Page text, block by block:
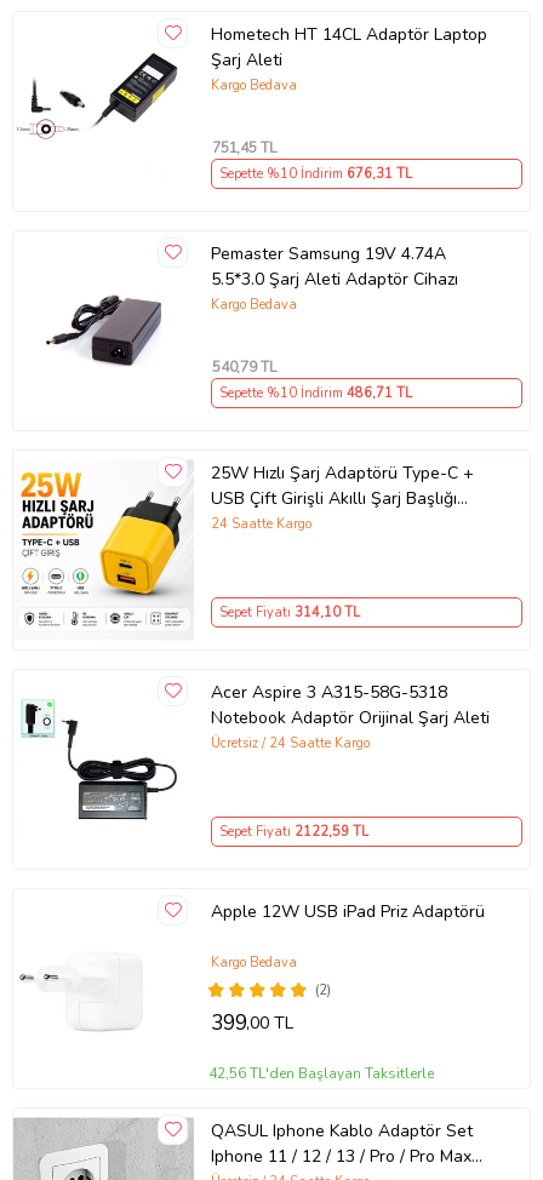
Hometech HT 14CL Adaptör Laptop
Şarj Aleti
Kargo Bedava
751,45 TL
Sepette %10 İndirim 676,31 TL
Pemaster Samsung 19V 4.74A
5.5*3.0 Şarj Aleti Adaptör Cihazı
Kargo Bedava
540,79 TL
Sepette %10 İndirim 486,71 TL
25W Hızlı Şarj Adaptörü Type-C +
USB Çift Girişli Akıllı Şarj Başlığı
Kompakt Tasarım
24 Saatte Kargo
Sepet Fiyatı 314,10 TL
Acer Aspire 3 A315-58G-5318
Notebook Adaptör Orijinal Şarj Aleti
Ücretsiz / 24 Saatte Kargo
Sepet Fiyatı 2122,59 TL
Apple 12W USB iPad Priz Adaptörü
(2)
Kargo Bedava
399,00 TL
42,56 TL'den Başlayan Taksitlerle
QASUL Iphone Kablo Adaptör Set
Iphone 11 / 12 / 13 / Pro / Pro Max